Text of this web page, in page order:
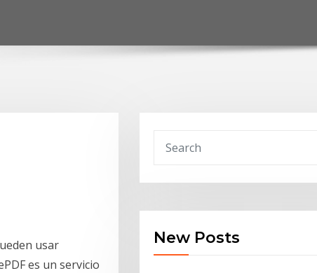
usar
es un servicio
New Posts